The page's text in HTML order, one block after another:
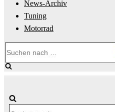
News-Archiv
Tuning
Motorrad
nach …